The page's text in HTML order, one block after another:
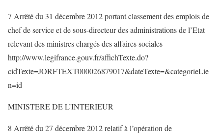
7 Arrêté du 31 décembre 2012 portant classement des emplois de
chef de service et de sous-directeur des administrations de l’Etat
relevant des ministres chargés des affaires sociales
http://www.legifrance.gouv.fr/affichTexte.do?
cidTexte=JORFTEXT000026879017&dateTexte=&categorieLie
n=id
MINISTERE DE L’INTERIEUR
8 Arrêté du 27 décembre 2012 relatif à l’opération de